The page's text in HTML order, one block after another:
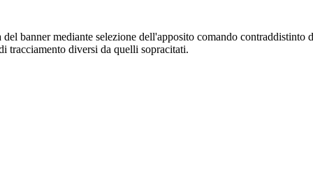
banner mediante selezione dell'apposito comando
tracciamento diversi da quelli sopracitati.